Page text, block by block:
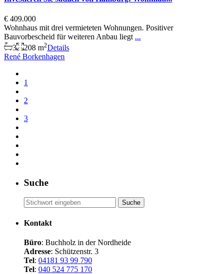
€ 409.000
Wohnhaus mit drei vermieteten Wohnungen. Positiver
Bauvorbescheid für weiteren Anbau liegt ...
3
208 m2Details
René Borkenhagen
1
2
3
Suche
Search
for:
Suche
Kontakt
Büro: Buchholz in der Nordheide
Adresse: Schützenstr. 3
Tel: 04181 93 99 790
Tel: 040 524 775 170